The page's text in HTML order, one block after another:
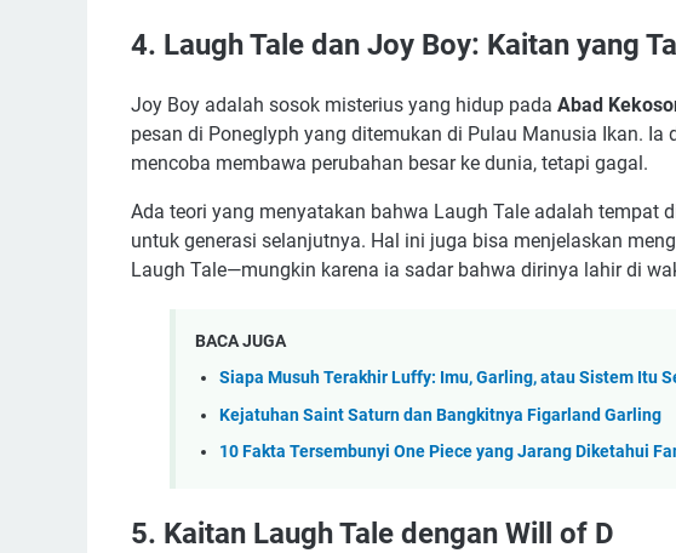
4. Laugh Tale dan Joy Boy: Kaitan yang
Joy Boy adalah sosok misterius yang hidup pada Abad
pesan di Poneglyph yang ditemukan di Pulau Manusia Ikan. Ia
mencoba membawa perubahan besar ke dunia, tetapi gagal.
Ada teori yang menyatakan bahwa Laugh Tale adalah tempat
untuk generasi selanjutnya. Hal ini juga bisa menjelaskan
Laugh Tale—mungkin karena ia sadar bahwa dirinya lahir di
BACA JUGA
Siapa Musuh Terakhir Luffy: Imu, Garling, atau Sistem Itu
Kejatuhan Saint Saturn dan Bangkitnya Figarland Garling
10 Fakta Tersembunyi One Piece yang Jarang Diketahui
5. Kaitan Laugh Tale dengan Will of D